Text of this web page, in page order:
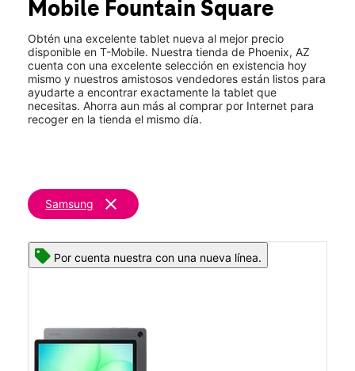
Jue.: 10:00 a.m. a 8:00 p.m.
302 E Bell Rd Ste 100 Phoenix, AZ 85022
Mobile Fountain Square
Obtén una excelente tablet nueva al mejor precio
disponible en T-Mobile. Nuestra tienda de Phoenix, AZ
cuenta con una excelente selección en existencia hoy
mismo y nuestros amistosos vendedores están listos para
ayudarte a encontrar exactamente la tablet que
necesitas. Ahorra aun más al comprar por Internet para
recoger en la tienda el mismo día.
Samsung clear
Por cuenta nuestra con una nueva línea.